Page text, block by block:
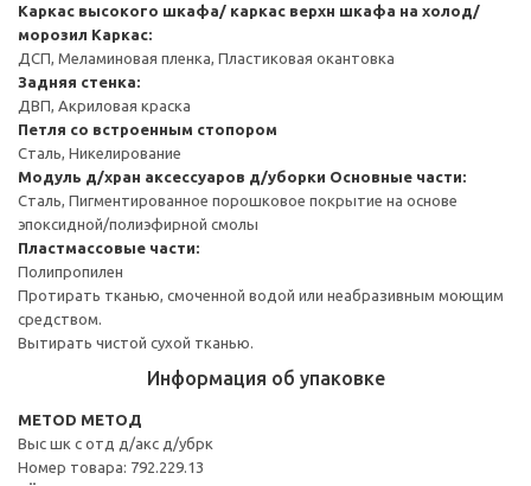
Каркас высокого шкафа/ каркас верхн шкафа на холод/
морозил Каркас:
ДСП, Меламиновая пленка, Пластиковая окантовка
Задняя стенка:
ДВП, Акриловая краска
Петля со встроенным стопором
Сталь, Никелирование
Модуль д/хран аксессуаров д/уборки Основные части:
Сталь, Пигментированное порошковое покрытие на основе
эпоксидной/полиэфирной смолы
Пластмассовые части:
Полипропилен
Протирать тканью, смоченной водой или неабразивным моющим
средством.
Вытирать чистой сухой тканью.
Информация об упаковке
METOD МЕТОД
Выс шк с отд д/акс д/убрк
Номер товара: 792.229.13